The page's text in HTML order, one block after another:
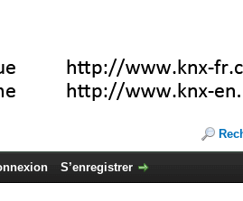
S’enregistrer